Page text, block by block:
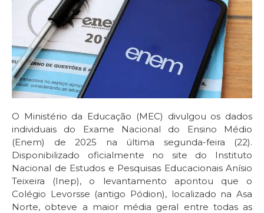
O Ministério da Educação (MEC) divulgou os dados
individuais do Exame Nacional do Ensino Médio
(Enem) de 2025 na última segunda-feira (22).
Disponibilizado oficialmente no site do Instituto
Nacional de Estudos e Pesquisas Educacionais Anísio
Teixeira (Inep), o levantamento apontou que o
Colégio Levorsse (antigo Pódion), localizado na Asa
Norte, obteve a maior média geral entre todas as